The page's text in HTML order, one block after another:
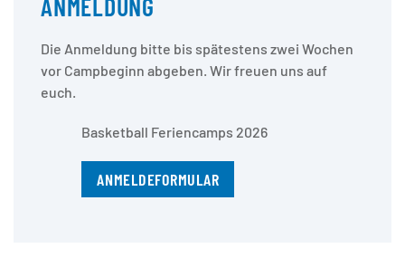
ANMELDUNG
Die Anmeldung bitte bis spätestens zwei Wochen
vor Campbeginn abgeben. Wir freuen uns auf
euch.
Basketball Feriencamps 2026
ANMELDEFORMULAR